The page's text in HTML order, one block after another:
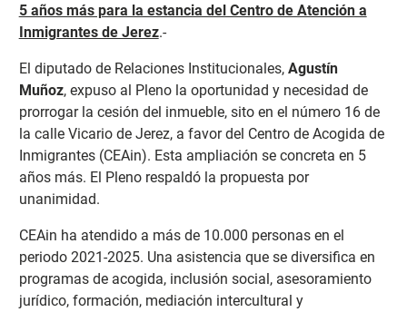
5 años más para la estancia del Centro de Atención a
Inmigrantes de Jerez.-
El diputado de Relaciones Institucionales, Agustín
Muñoz, expuso al Pleno la oportunidad y necesidad de
prorrogar la cesión del inmueble, sito en el número 16 de
la calle Vicario de Jerez, a favor del Centro de Acogida de
Inmigrantes (CEAin). Esta ampliación se concreta en 5
años más. El Pleno respaldó la propuesta por
unanimidad.
CEAin ha atendido a más de 10.000 personas en el
periodo 2021-2025. Una asistencia que se diversifica en
programas de acogida, inclusión social, asesoramiento
jurídico, formación, mediación intercultural y